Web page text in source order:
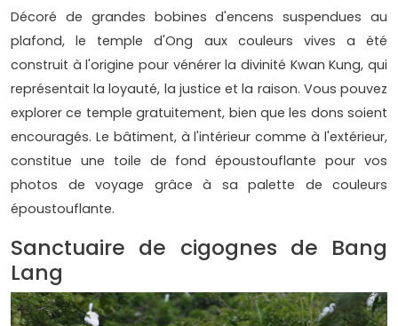
Décoré de grandes bobines d'encens suspendues au
plafond, le temple d'Ong aux couleurs vives a été
construit à l'origine pour vénérer la divinité Kwan Kung, qui
représentait la loyauté, la justice et la raison. Vous pouvez
explorer ce temple gratuitement, bien que les dons soient
encouragés. Le bâtiment, à l'intérieur comme à l'extérieur,
constitue une toile de fond époustouflante pour vos
photos de voyage grâce à sa palette de couleurs
époustouflante.
Sanctuaire de cigognes de Bang
Lang